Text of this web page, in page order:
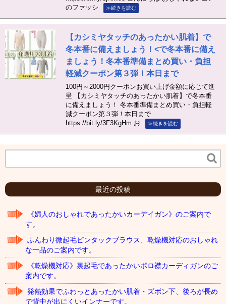
のファッシ
≫続きを読む
【カシミヤタッチのあったかい肌着】で
冬本番に備えましょう！<で冬本番に備え
ましょう！冬本番準備まとめ買い・負担
軽減クーポン第３弾！本日まで
100円～2000円クーポンお買い上げ金額に応じて進
呈 【カシミヤタッチのあったかい肌着】で冬本番
に備えましょう！ 冬本番準備まとめ買い・負担軽
減クーポン第３弾！本日まで
https://bit.ly/3F3KgHm お
≫続きを読む
最近の投稿
《婦人のおしゃれであったかいカーデイガン》のご案内で
す。
ふんわり微起毛ピンタックブラウス、乾燥機対応のおしゃれ
な一品のご案内です。
《乾燥機対応》裏起毛であったかいポロ襟カーディガンのご
案内です。
発熱効果でふわっとあったかい肌着・ズボン下、後ろが長め
で背中が出にくいインナーです。